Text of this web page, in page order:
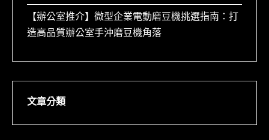
【辦公室推介】微型企業電動磨豆機挑選指南：打
造高品質辦公室手沖磨豆機角落
文章分類